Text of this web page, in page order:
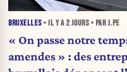
BRUXELLES• IL Y A 2 JOURS• PAR J.PE
« On passe notre
amendes » : des